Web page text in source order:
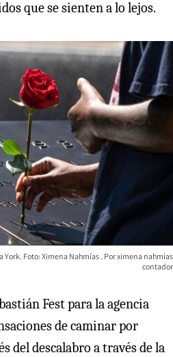
que se sienten a lo lejos.
York. Foto: Ximena Nahmías
ximena nahmias
contador
Fest para la agencia
de caminar por
del descalabro a través de la